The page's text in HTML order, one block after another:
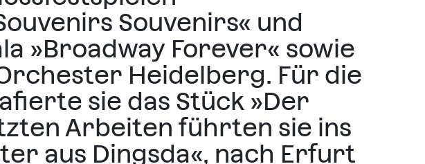
Souvenirs« und
»Broadway Forever« sowie
Heidelberg. Für die
sie das Stück »Der
Arbeiten führten sie ins
aus Dingsda«, nach Erfurt